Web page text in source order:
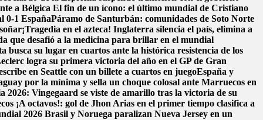
a Bélgica El fin de un ícono: el último mundial de Cristiano
0-1 EspañaPáramo de Santurbán: comunidades de Soto Norte
¡Tragedia en el azteca! Inglaterra silencia el país, elimina a
que desafió a la medicina para brillar en el mundial
busca su lugar en cuartos ante la histórica resistencia de los
logra su primera victoria del año en el GP de Gran
en Seattle con un billete a cuartos en juegoEspaña y
por la mínima y sella un choque colosal ante Marruecos en
2026: Vingegaard se viste de amarillo tras la victoria de su
¡A octavos!: gol de Jhon Arias en el primer tiempo clasifica a
2026 Brasil y Noruega paralizan Nueva Jersey en un